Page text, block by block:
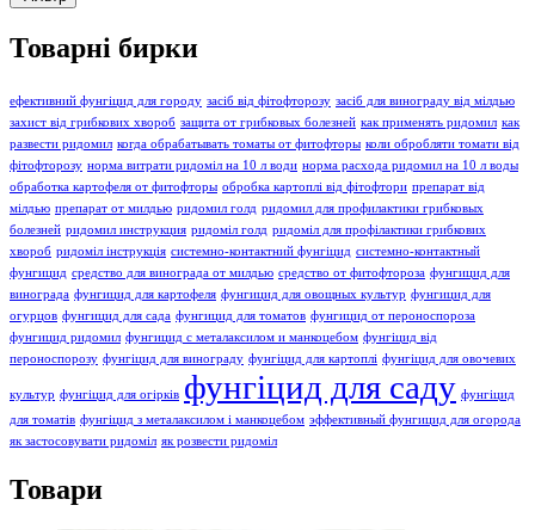
Товарні бирки
ефективний фунгіцид для городу засіб від фітофторозу засіб для винограду від мілдью
захист від грибкових хвороб защита от грибковых болезней как применять ридомил как
развести ридомил когда обрабатывать томаты от фитофторы коли обробляти томати від
фітофторозу норма витрати ридоміл на 10 л води норма расхода ридомил на 10 л воды
обработка картофеля от фитофторы обробка картоплі від фітофтори препарат від
мілдью препарат от милдью ридомил голд ридомил для профилактики грибковых
болезней ридомил инструкция ридоміл голд ридоміл для профілактики грибкових
хвороб ридоміл інструкція системно-контактний фунгіцид системно-контактный
фунгицид средство для винограда от милдью средство от фитофтороза фунгицид для
винограда фунгицид для картофеля фунгицид для овощных культур фунгицид для
огурцов фунгицид для сада фунгицид для томатов фунгицид от пероноспороза
фунгицид ридомил фунгицид с металаксилом и манкоцебом фунгіцид від
пероноспорозу фунгіцид для винограду фунгіцид для картоплі фунгіцид для овочевих
культур фунгіцид для огірків фунгіцид для саду фунгіцид
для томатів фунгіцид з металаксилом і манкоцебом эффективный фунгицид для огорода
як застосовувати ридоміл як розвести ридоміл
Товари